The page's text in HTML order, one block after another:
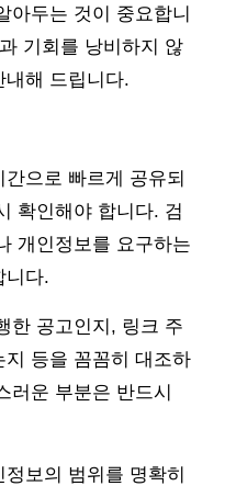
아두는 것이 중요합니
기회를 낭비하지 않
내해 드립니다.
으로 빠르게 공유되
확인해야 합니다. 검
개인정보를 요구하는
니다.
한 공고인지, 링크 주
등을 꼼꼼히 대조하
러운 부분은 반드시
보의 범위를 명확히